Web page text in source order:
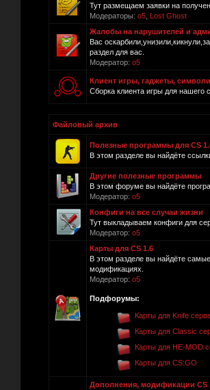
Тут размещаем заявки на
Модераторы: o5 Lost Ghost
Жалобы на нарушителей и
Вас
раздел для вас.
Модератор: o5
Клиент игры, гаджеты,
Сборка клиента игры для
Файловый архив
Полезные программы для CS
В этом разделе вы найдёте
Другие полезные программы
В этом форуме вы найдёте
Модератор: o5
Конфиги на все случаи жизни
Тут выкладываем конфиги для
Модератор: o5
Карты для CS 1.6
В этом разделе вы найдёте
модификациях.
Модератор: o5
Подфорумы:
Карты для Knife
Карты для Classic
Карты для HE-MOD
Карты для CS:GO
Дополнения, модификации CS